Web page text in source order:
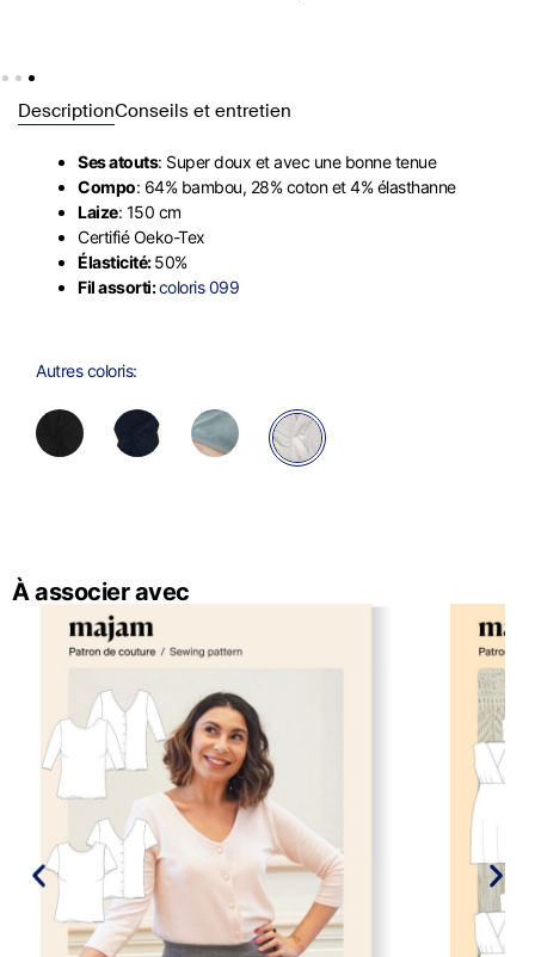
DescriptionConseils et entretien
Ses atouts: Super doux et avec une bonne tenue
Compo: 64% bambou, 28% coton et 4% élasthanne
Laize: 150 cm
Certifié Oeko-Tex
Élasticité:50%
Fil assorti:coloris 099
Autres coloris:
À associer avec